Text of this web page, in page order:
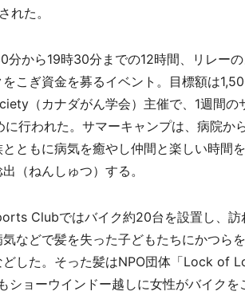
れた。
から19時30分までの12時間、リレー
こぎ資金を募るイベント。目標額は
（カナダがん学会）主催で、1週間の
行われた。サマーキャンプは、病院か
ともに病気を癒やし仲間と楽しい時間
（ねんしゅつ）する。
Clubではバイク約20台を設置し、訪
などで髪を失った子どもたちにかつら
した。そった髪はNPO団体「Lock of
ショーウインドー越しに女性がバイク